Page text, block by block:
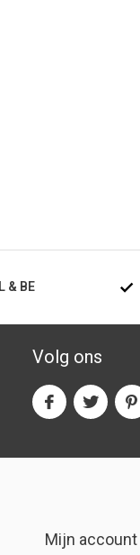
& BE
Volg ons
Mijn account